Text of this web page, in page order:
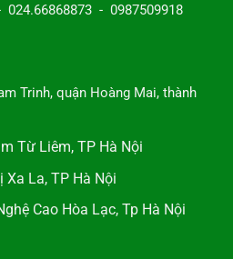
024.66868873 - 0987509918
Trinh, quận Hoàng Mai, thành
Từ Liêm, TP Hà Nội
Xa La, TP Hà Nội
Cao Hòa Lạc, Tp Hà Nội